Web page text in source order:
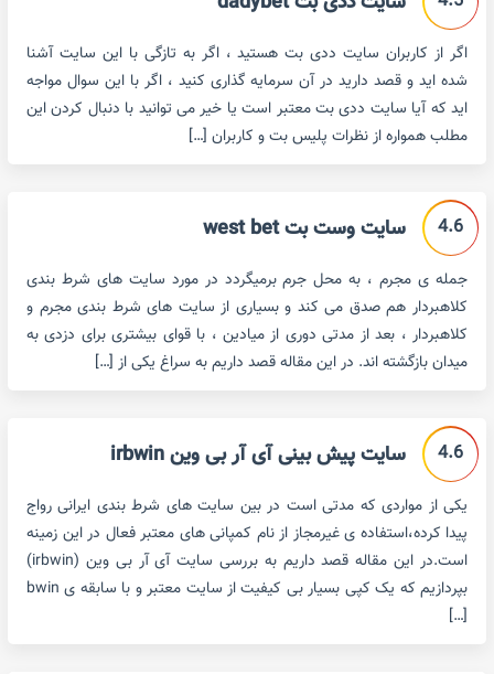
اگر از کاربران سایت ددی بت هستید ، اگر به تازگی با این سایت آشنا
شده اید و قصد دارید در آن سرمایه گذاری کنید ، اگر با این سوال مواجه
اید که آیا سایت ددی بت معتبر است یا خیر می توانید با دنبال کردن این
مطلب همواره از نظرات پلیس بت و کاربران […]
4.6 سایت وست بت west bet
جمله ی مجرم ، به محل جرم برمیگردد در مورد سایت های شرط بندی
کلاهبردار هم صدق می کند و بسیاری از سایت های شرط بندی مجرم و
کلاهبردار ، بعد از مدتی دوری از میادین ، با قوای بیشتری برای دزدی به
میدان بازگشته اند. در این مقاله قصد داریم به سراغ یکی از […]
4.6 سایت پیش بینی آی آر بی وین irbwin
یکی از مواردی که مدتی است در بین سایت های شرط بندی ایرانی رواج
پیدا کرده،استفاده ی غیرمجاز از نام کمپانی های معتبر فعال در این زمینه
است.در این مقاله قصد داریم به بررسی سایت آی آر بی وین (irbwin)
بپردازیم که یک کپی بسیار بی کیفیت از سایت معتبر و با سابقه ی bwin
[…]